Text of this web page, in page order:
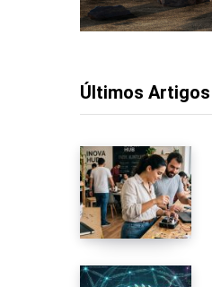
Últimos Artigos